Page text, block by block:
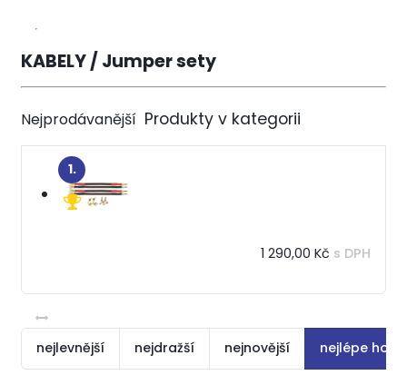
KABELY / Jumper sety
Nejprodávanější
1.
1 290,00 Kč s DPH
nejlevnější nejdražší nejnovější nejlépe